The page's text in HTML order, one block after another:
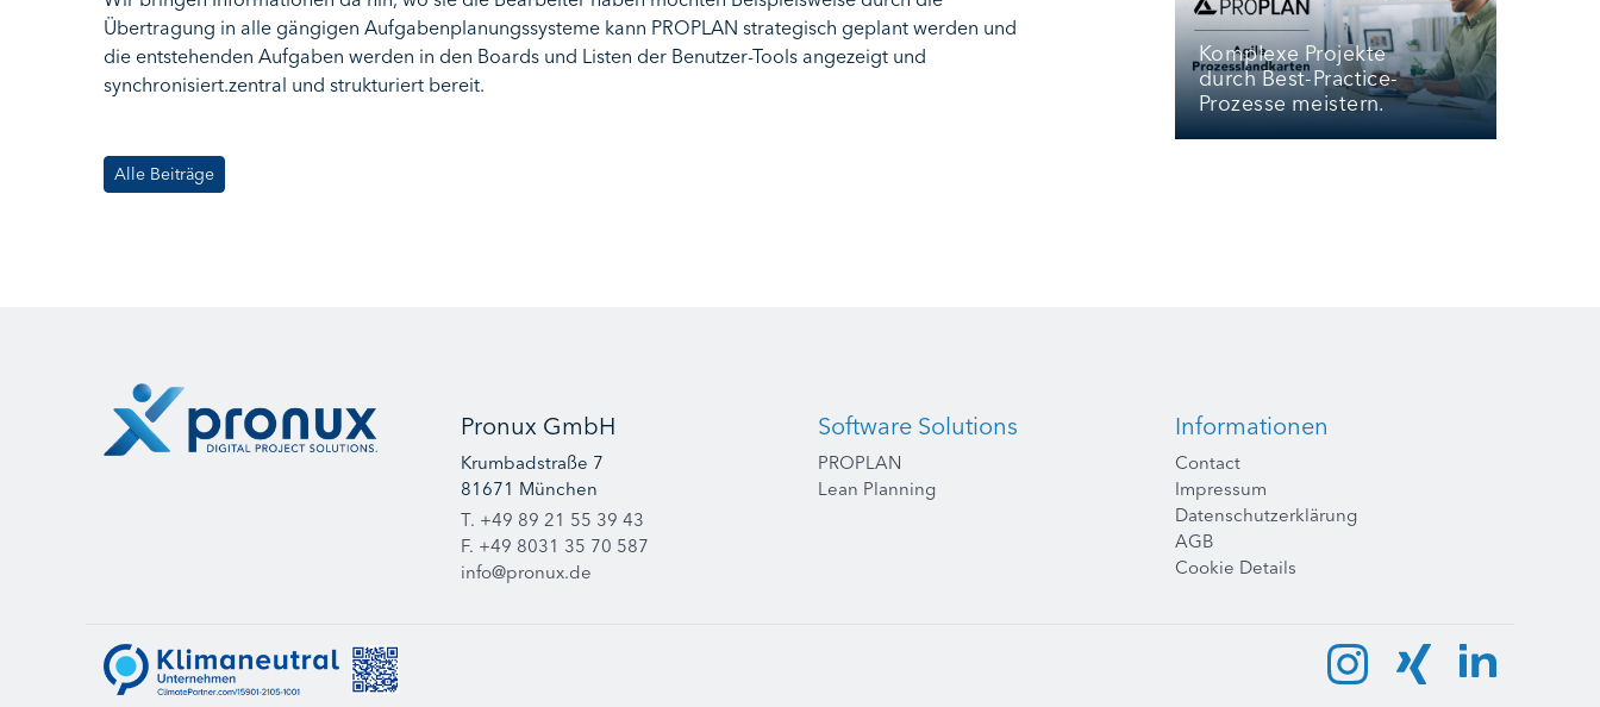
Übertragung in alle gängigen Aufgabenplanungssysteme kann PROPLAN strategisch geplant werden und
die entstehenden Aufgaben werden in den Boards und Listen der Benutzer-Tools angezeigt und
synchronisiert.zentral und strukturiert bereit.
Alle Beiträge
Komplexe Projekte
durch Best-Practice-
Prozesse meistern.
Pronux GmbH
Krumbadstraße 7
81671 München
T. +49 89 21 55 39 43
F. +49 8031 35 70 587
info@pronux.de
Software Solutions
PROPLAN
Lean Planning
Informationen
Contact
Impressum
Datenschutzerklärung
AGB
Cookie Details